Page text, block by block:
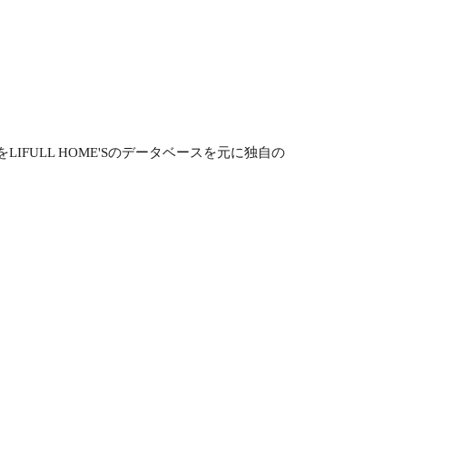
HOME'Sのデータベースを元に独自の